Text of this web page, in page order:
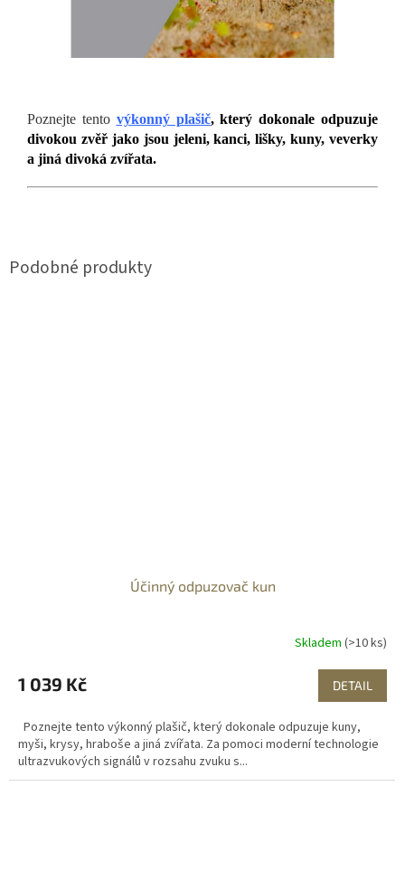
Poznejte tento výkonný plašič, který dokonale odpuzuje
divokou zvěř jako jsou jeleni, kanci, lišky, kuny, veverky
a jiná divoká zvířata.
Účinný odpuzovač kun
Skladem (>10 ks)
1 039 Kč DETAIL
Poznejte tento výkonný plašič, který dokonale odpuzuje kuny,
myši, krysy, hraboše a jiná zvířata. Za pomoci moderní technologie
ultrazvukových signálů v rozsahu zvuku s...